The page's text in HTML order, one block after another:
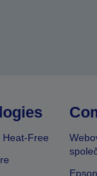
Heat-Free